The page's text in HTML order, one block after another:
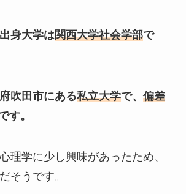
身大学は関西大学社会学部で
吹田市にある私立大学で、 偏差
す。
理学に少し興味があったため、
そうです。